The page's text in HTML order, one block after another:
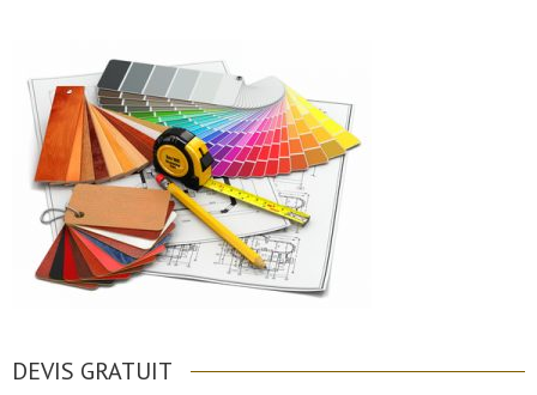
DEVIS GRATUIT